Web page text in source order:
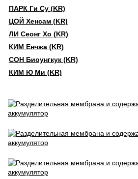
ПАРК Ги Су (KR)
ЦОЙ Хенсам (KR)
ЛИ Сеонг Хо (KR)
КИМ Енчжа (KR)
СОН Биоунгкук (KR)
КИМ Ю Ми (KR)